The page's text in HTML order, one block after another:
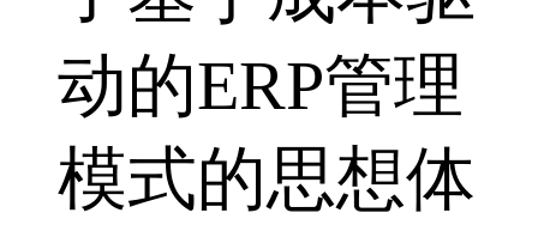
动的ERP管理
模式的思想体